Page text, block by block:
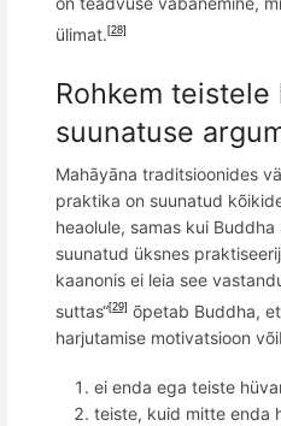
ülimat. [28]
Rohkem
suunatuse
Mahāyāna traditsioonides
praktika on suunatud
heaolule, samas kui
suunatud üksnes
kaanonis ei leia see
suttas“[29] õpetab Buddha,
harjutamise motivatsioon
ei enda ega teiste
teiste, kuid mitte enda